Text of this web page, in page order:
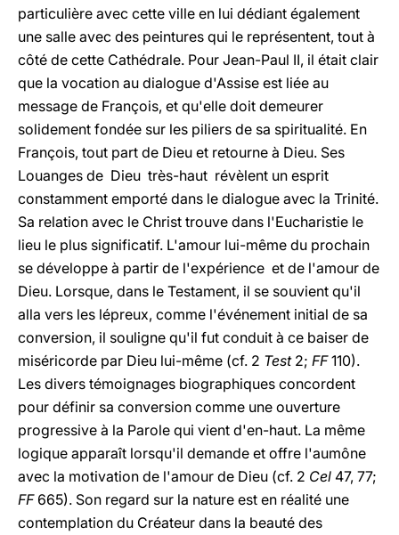
particulière avec cette ville en lui dédiant également
une salle avec des peintures qui le représentent, tout à
côté de cette Cathédrale. Pour Jean-Paul II, il était clair
que la vocation au dialogue d'Assise est liée au
message de François, et qu'elle doit demeurer
solidement fondée sur les piliers de sa spiritualité. En
François, tout part de Dieu et retourne à Dieu. Ses
Louanges de Dieu très-haut révèlent un esprit
constamment emporté dans le dialogue avec la Trinité.
Sa relation avec le Christ trouve dans l'Eucharistie le
lieu le plus significatif. L'amour lui-même du prochain
se développe à partir de l'expérience et de l'amour de
Dieu. Lorsque, dans le Testament, il se souvient qu'il
alla vers les lépreux, comme l'événement initial de sa
conversion, il souligne qu'il fut conduit à ce baiser de
miséricorde par Dieu lui-même (cf. 2 Test2; FF110).
Les divers témoignages biographiques concordent
pour définir sa conversion comme une ouverture
progressive à la Parole qui vient d'en-haut. La même
logique apparaît lorsqu'il demande et offre l'aumône
avec la motivation de l'amour de Dieu (cf. 2 Cel 47, 77;
FF665). Son regard sur la nature est en réalité une
contemplation du Créateur dans la beauté des